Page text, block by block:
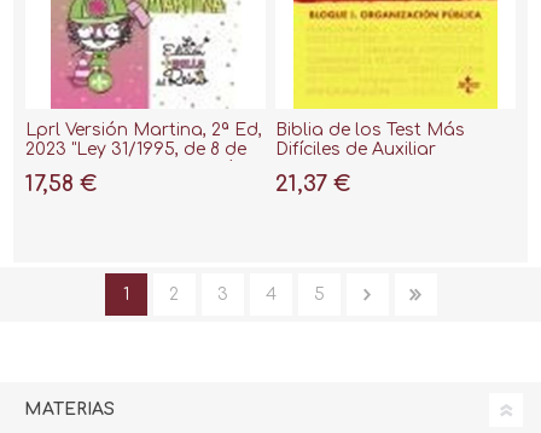
Lprl Versión Martina, 2ª Ed,
2023 "Ley 31/1995, de 8 de
de Riesgos Laborales"
17,58 €
Biblia de los Test Más
Difíciles de Auxiliar
la "Bloque I. Organización
21,37 €
1 2 3 4 5
MATERIAS